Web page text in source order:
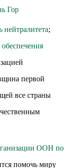
Гор
;
первой
все страны
ООН по
помочь миру